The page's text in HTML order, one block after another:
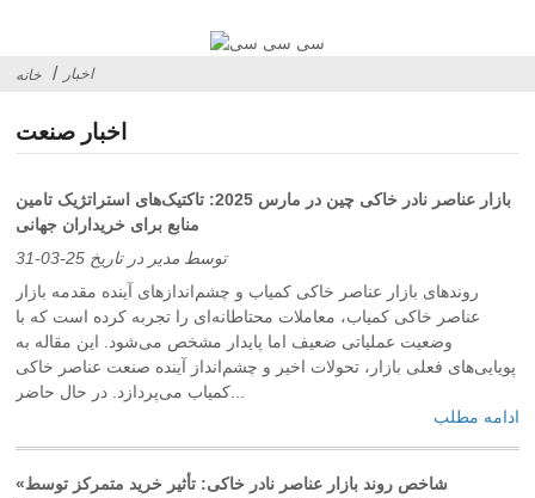
خانه اخبار
اخبار صنعت
بازار عناصر نادر خاکی چین در مارس 2025: تاکتیک‌های استراتژیک تامین
منابع برای خریداران جهانی
توسط مدیر در تاریخ 25-03-31
روندهای بازار عناصر خاکی کمیاب و چشم‌اندازهای آینده مقدمه بازار
عناصر خاکی کمیاب، معاملات محتاطانه‌ای را تجربه کرده است که با
وضعیت عملیاتی ضعیف اما پایدار مشخص می‌شود. این مقاله به
پویایی‌های فعلی بازار، تحولات اخیر و چشم‌انداز آینده صنعت عناصر خاکی
ادامه مطلب
«شاخص روند بازار عناصر نادر خاکی: تأثیر خرید متمرکز توسط